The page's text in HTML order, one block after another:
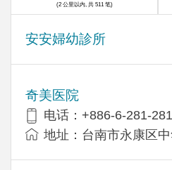
安安婦幼診所
奇美医院
电话：+886-6-281-
地址：台南市永康区
(2 公里以内, 共 511 笔)